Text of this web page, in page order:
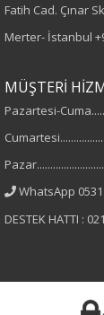
Kumaş
Cinsiyet
Kadın
Uzun Kol
Fatih Cad. Çınar
Merter- İstanbul
MÜŞTERİ
Pazartesi-
WhatsApp 0531
DESTEK HATTI :